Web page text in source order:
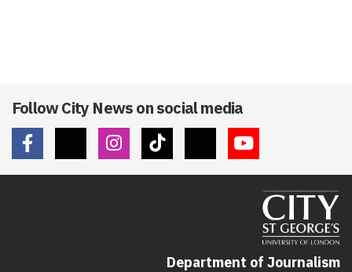
Follow City News on social media
Department of Journalism